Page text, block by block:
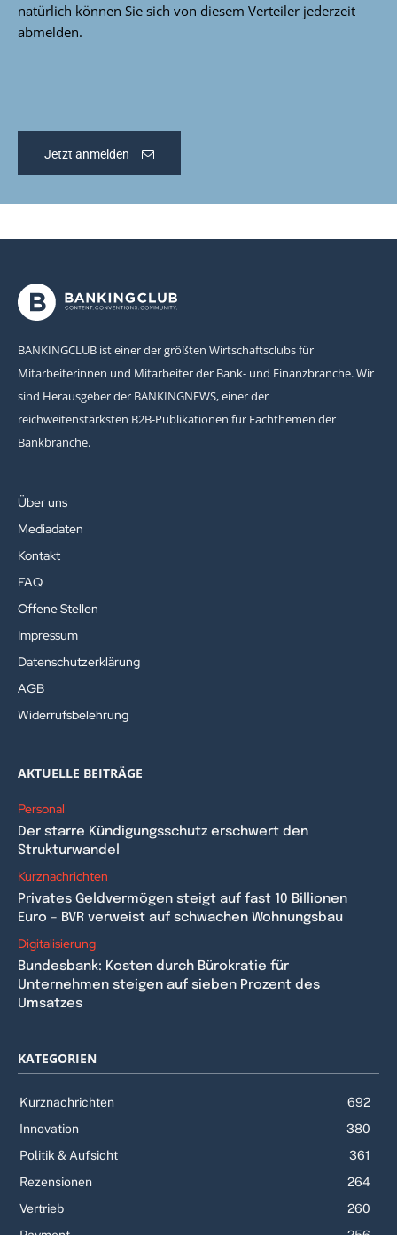
natürlich können Sie sich von diesem Verteiler jederzeit
abmelden.
Jetzt anmelden
BANKINGCLUB ist einer der größten Wirtschaftsclubs für
Mitarbeiterinnen und Mitarbeiter der Bank- und Finanzbranche. Wir
sind Herausgeber der BANKINGNEWS, einer der
reichweitenstärksten B2B-Publikationen für Fachthemen der
Bankbranche.
Über uns
Mediadaten
Kontakt
FAQ
Offene Stellen
Impressum
Datenschutzerklärung
AGB
Widerrufsbelehrung
AKTUELLE BEITRÄGE
Personal
Der starre Kündigungsschutz erschwert den
Strukturwandel
Kurznachrichten
Privates Geldvermögen steigt auf fast 10 Billionen
Euro – BVR verweist auf schwachen Wohnungsbau
Digitalisierung
Bundesbank: Kosten durch Bürokratie für
Unternehmen steigen auf sieben Prozent des
Umsatzes
KATEGORIEN
Kurznachrichten
692
Innovation
380
Politik & Aufsicht
361
Rezensionen
264
Vertrieb
260